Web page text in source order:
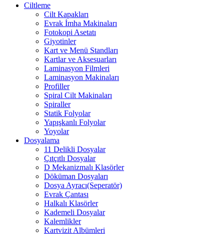
Ciltleme
Cilt Kapakları
Evrak İmha Makinaları
Fotokopi Asetatı
Giyotinler
Kart ve Menü Standları
Kartlar ve Aksesuarları
Laminasyon Filmleri
Laminasyon Makinaları
Profiller
Spiral Cilt Makinaları
Spiraller
Statik Folyolar
Yapışkanlı Folyolar
Yoyolar
Dosyalama
11 Delikli Dosyalar
Çıtçıtlı Dosyalar
D Mekanizmalı Klasörler
Döküman Dosyaları
Dosya Ayracı(Seperatör)
Evrak Çantası
Halkalı Klasörler
Kademeli Dosyalar
Kalemlikler
Kartvizit Albümleri